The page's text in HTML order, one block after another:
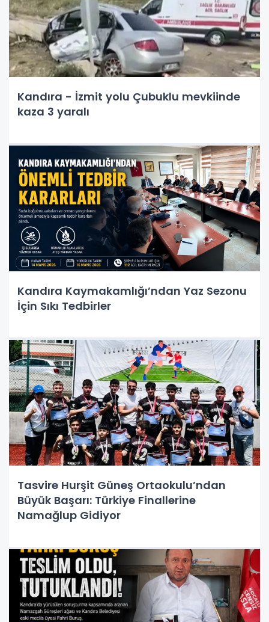
Kandıra - İzmit yolu Çubuklu mevkiinde
kaza 3 yaralı
Kandıra Kaymakamlığı’ndan Yaz Sezonu
İçin Sıkı Tedbirler
Tasvire Hurşit Güneş Ortaokulu’ndan
Büyük Başarı: Türkiye Finallerine
Namağlup Gidiyor